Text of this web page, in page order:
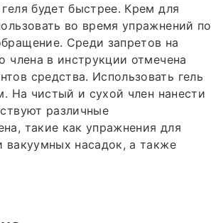
будет быстрее. Крем для
во время упражнений по
Среди запретов на
члена в инструкции отмечена
средства. Использовать гель
На чистый и сухой член нанести
различные
такие как упражнения для
вакуумных насадок, а также